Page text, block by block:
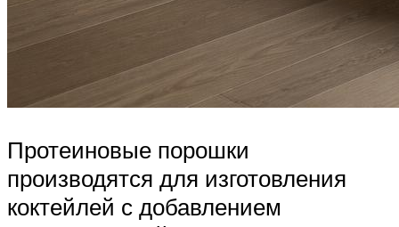
Протеиновые порошки
производятся для изготовления
коктейлей с добавлением